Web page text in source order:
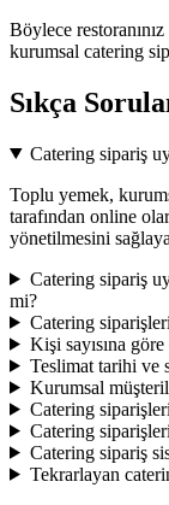
Böylece
kurumsal catering
Sıkça
Catering sipariş
Toplu yemek,
tarafından online
yönetilmesini
Catering sipariş
mi?
Catering
Kişi sayısına
Teslimat tarihi ve
Kurumsal
Catering
Catering
Catering sipariş
Tekrarlayan